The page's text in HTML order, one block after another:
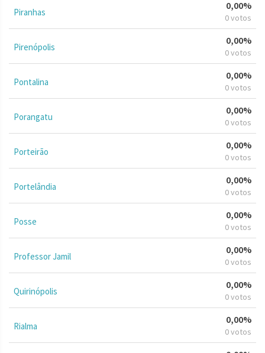
Piranhas
0,00%
0 votos
Pirenópolis
0,00%
0 votos
Pontalina
0,00%
0 votos
Porangatu
0,00%
0 votos
Porteirão
0,00%
0 votos
Portelândia
0,00%
0 votos
Posse
0,00%
0 votos
Professor Jamil
0,00%
0 votos
Quirinópolis
0,00%
0 votos
Rialma
0,00%
0 votos